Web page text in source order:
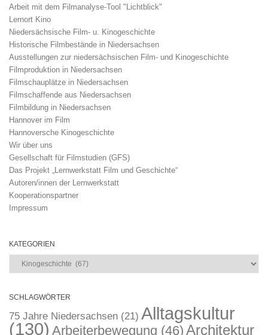
Arbeit mit dem Filmanalyse-Tool "Lichtblick"
Lernort Kino
Niedersächsische Film- u. Kinogeschichte
Historische Filmbestände in Niedersachsen
Ausstellungen zur niedersächsischen Film- und Kinogeschichte
Filmproduktion in Niedersachsen
Filmschauplätze in Niedersachsen
Filmschaffende aus Niedersachsen
Filmbildung in Niedersachsen
Hannover im Film
Hannoversche Kinogeschichte
Wir über uns
Gesellschaft für Filmstudien (GFS)
Das Projekt „Lernwerkstatt Film und Geschichte“
Autoren/innen der Lernwerkstatt
Kooperationspartner
Impressum
KATEGORIEN
Kategorien
SCHLAGWÖRTER
75 Jahre Niedersachsen (21) Alltagskultur
(130) Arbeiterbewegung (46) Architektur